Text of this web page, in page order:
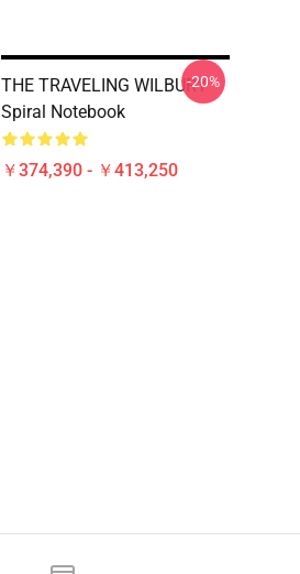
THE TRAVELING WILBURY
Spiral Notebook
￥374,390 - ￥413,250
-20%